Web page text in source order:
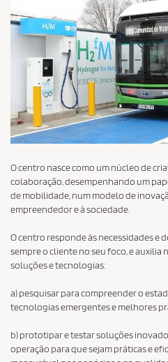
O centro nasce como um núcleo de
colaboração, desempenhando um
de mobilidade, num modelo de
empreendedor e à sociedade.
O centro responde às necessidades e
sempre o cliente no seu foco, e auxilia
soluções e tecnologias:
a) pesquisar para compreender o
tecnologias emergentes e melhores
b) prototipar e testar soluções
operação para que sejam práticas e